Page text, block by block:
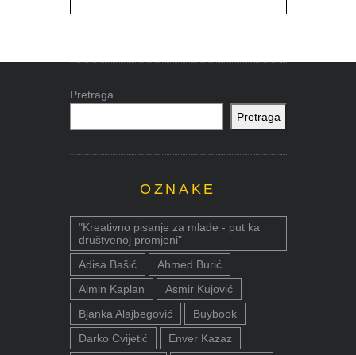
Pretraga
Pretraga
OZNAKE
"Kreativno pisanje za mlade - put ka
društvenoj promjeni"
Adisa Bašić
Ahmed Burić
Almin Kaplan
Asmir Kujović
Bjanka Alajbegović
Buybook
Darko Cvijetić
Enver Kazaz